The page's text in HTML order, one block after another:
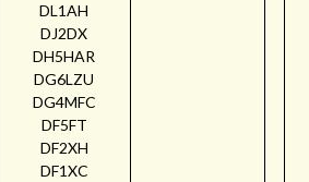
DL1AH
DJ2DX
DH5HAR
DG6LZU
DG4MFC
DF5FT
DF2XH
DF1XC